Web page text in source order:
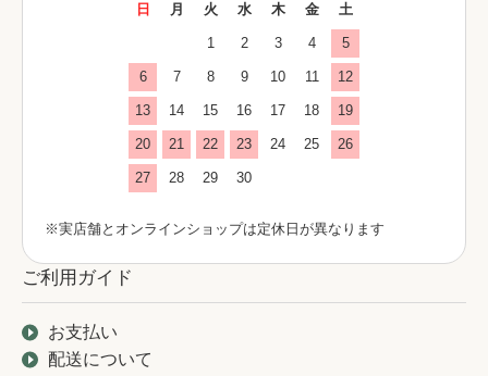
日 月 火 水 木 金 土
1 2 3 4 5
6 7 8 9 10 11 12
13 14 15 16 17 18 19
20 21 22 23 24 25 26
27 28 29 30
※実店舗とオンラインショップは定休日が異なります
ご利用ガイド
お支払い
配送について